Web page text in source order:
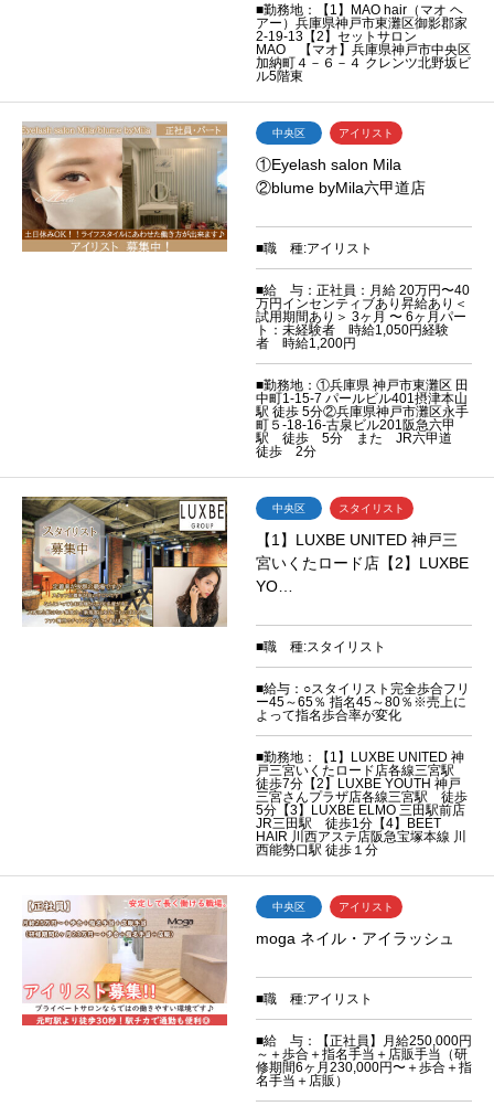
■勤務地：【1】MAO hair（マオ ヘ
アー）兵庫県神戸市東灘区御影郡家
2-19-13【2】セットサロン
MAO 【マオ】兵庫県神戸市中央区
加納町４－６－４ クレンツ北野坂ビ
ル5階東
中央区 アイリスト
①Eyelash salon Mila
②blume byMila六甲道店
■職 種:アイリスト
■給 与：正社員：月給 20万円〜40
万円インセンティブあり昇給あり＜
試用期間あり＞ 3ヶ月 〜 6ヶ月パー
ト：未経験者 時給1,050円経験
者 時給1,200円
■勤務地：①兵庫県 神戸市東灘区 田
中町1-15-7 パールビル401摂津本山
駅 徒歩 5分②兵庫県神戸市灘区永手
町５-18-16-古泉ビル201阪急六甲
駅 徒歩 5分 また JR六甲道
徒歩 2分
中央区 スタイリスト
【1】LUXBE UNITED 神戸三
宮いくたロード店【2】LUXBE
YO…
■職 種:スタイリスト
■給与：○スタイリスト完全歩合フリ
ー45～65％ 指名45～80％※売上に
よって指名歩合率が変化
■勤務地：【1】LUXBE UNITED 神
戸三宮いくたロード店各線三宮駅
徒歩7分【2】LUXBE YOUTH 神戸
三宮さんプラザ店各線三宮駅 徒歩
5分【3】LUXBE ELMO 三田駅前店
JR三田駅 徒歩1分【4】BEET
HAIR 川西アステ店阪急宝塚本線 川
西能勢口駅 徒歩１分
中央区 アイリスト
moga ネイル・アイラッシュ
■職 種:アイリスト
■給 与：【正社員】月給250,000円
～＋歩合＋指名手当＋店販手当（研
修期間6ヶ月230,000円〜＋歩合＋指
名手当＋店販）